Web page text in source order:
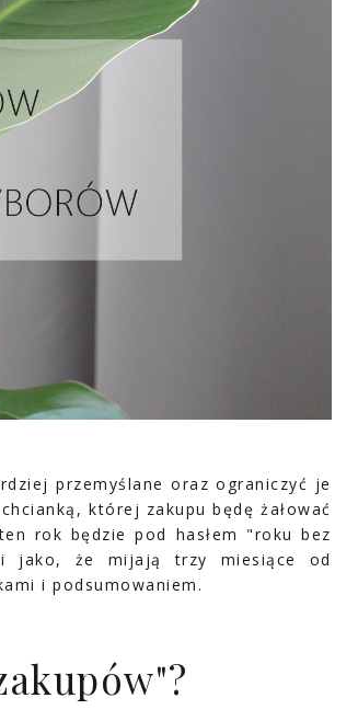
przemyślane oraz ograniczyć je
której zakupu będę żałować
rok będzie pod hasłem "roku bez
i jako, że mijają trzy miesiące od
i podsumowaniem.